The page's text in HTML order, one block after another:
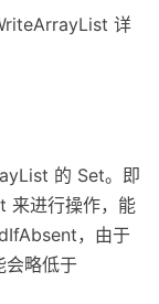
详
的 Set。即
来进行操作，能
，由于
会略低于